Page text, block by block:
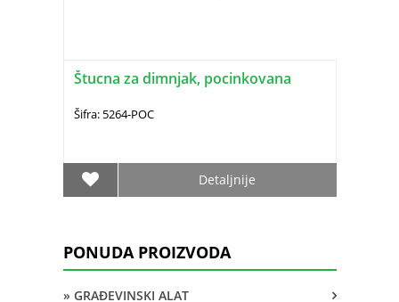
Štucna za dimnjak, pocinkovana
Šifra: 5264-POC
Detaljnije
PONUDA PROIZVODA
» GRAĐEVINSKI ALAT